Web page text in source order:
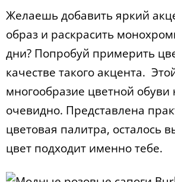
Желаешь добавить яркий
образ и раскрасить
дни? Попробуй примерить
качестве такого акцента.
многообразие цветной
очевидно. Представлена
цветовая палитра, осталось
цвет подходит именно тебе.